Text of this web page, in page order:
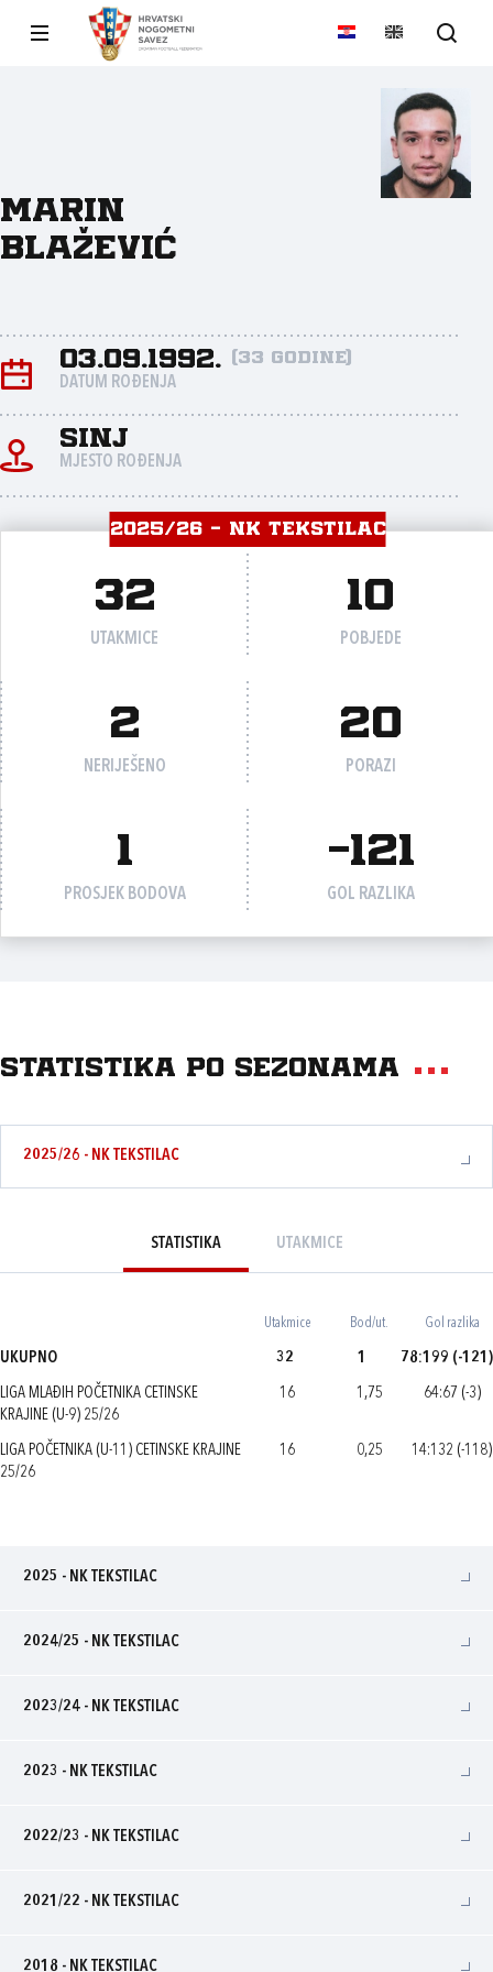
Marin
Blažević
03.09.1992. (33 godine)
DATUM ROĐENJA
Sinj
MJESTO ROĐENJA
2025/26 - NK TEKSTILAC
32
UTAKMICE
10
POBJEDE
2
NERIJEŠENO
20
PORAZI
1
PROSJEK BODOVA
-121
GOL RAZLIKA
Statistika po sezonama
2025/26 - NK TEKSTILAC
STATISTIKA UTAKMICE
Utakmice Bod/ut. Gol razlika
UKUPNO 32 1 78:199 (-121)
LIGA MLAĐIH POČETNIKA CETINSKE
KRAJINE (U-9) 25/26
16 1,75 64:67 (-3)
LIGA POČETNIKA (U-11) CETINSKE KRAJINE
25/26
16 0,25 14:132 (-118)
2025 - NK TEKSTILAC
2024/25 - NK TEKSTILAC
2023/24 - NK TEKSTILAC
2023 - NK TEKSTILAC
2022/23 - NK TEKSTILAC
2021/22 - NK TEKSTILAC
2018 - NK TEKSTILAC